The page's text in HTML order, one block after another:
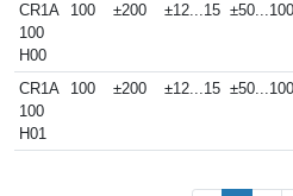
CR1A
100
H00
100 ±200 ±12...15
CR1A
100
H01
100 ±200 ±12...15